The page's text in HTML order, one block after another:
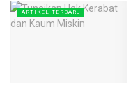
ARTIKEL TERBARU